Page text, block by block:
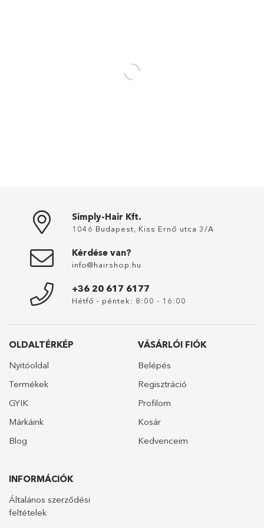
Simply-Hair Kft.
1046 Budapest, Kiss Ernő utca 3/A
Kérdése van?
info@hairshop.hu
+36 20 617 6177
Hétfő - péntek: 8:00 - 16:00
OLDALTÉRKÉP
Nyitóoldal
Termékek
GYIK
Márkáink
Blog
VÁSÁRLÓI FIÓK
Belépés
Regisztráció
Profilom
Kosár
Kedvenceim
INFORMÁCIÓK
Általános szerződési
feltételek